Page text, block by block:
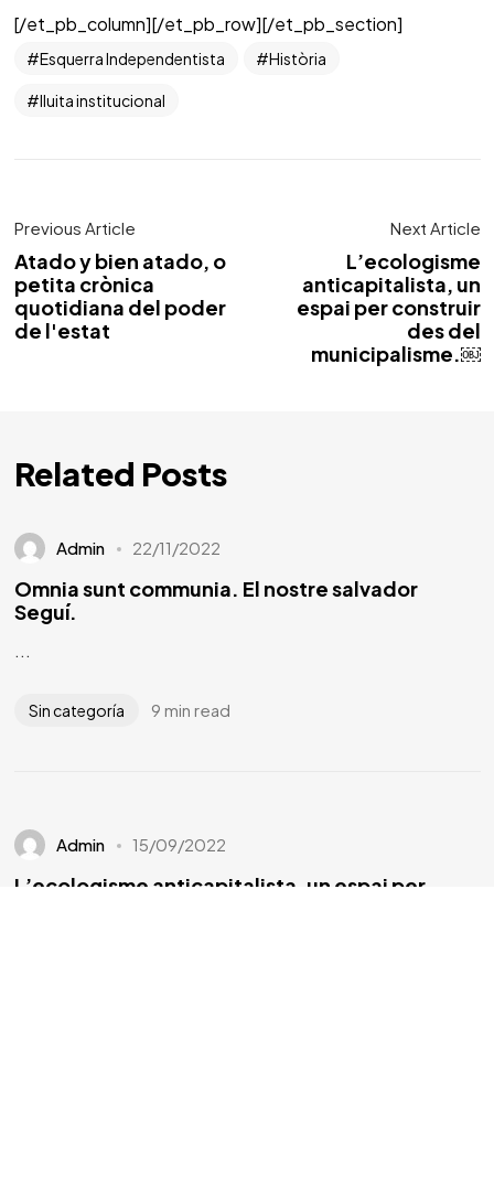
[/et_pb_column][/et_pb_row][/et_pb_section]
Esquerra Independentista Història
lluita institucional
Previous Article
Atado y bien atado, o
petita crònica
quotidiana del poder
de l'estat
Next Article
L’ecologisme
anticapitalista, un
espai per construir
des del
municipalisme.￼
Related Posts
Admin 22/11/2022
Omnia sunt communia. El nostre salvador
Seguí.
...
Sin categoría 9 min read
Admin 15/09/2022
L’ecologisme anticapitalista, un espai per